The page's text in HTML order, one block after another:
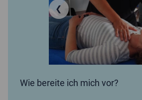
❮
Wie bereite ich mich vor?